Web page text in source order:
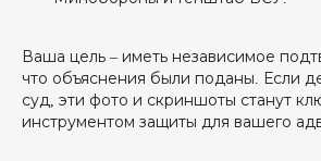
Ваша цель – иметь независимое
что объяснения были поданы. Если
суд, эти фото и скриншоты станут
инструментом защиты для вашего